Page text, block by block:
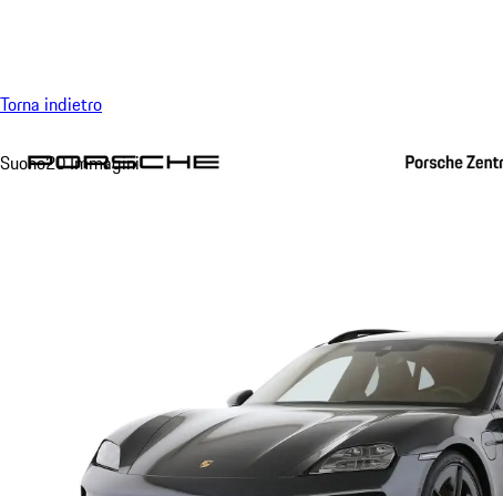
Torna indietro
Suono20 Immagini